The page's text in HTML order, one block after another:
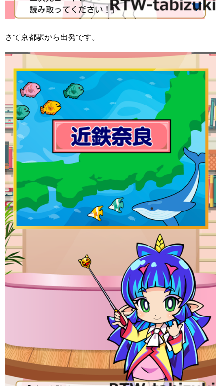
さて京都駅から出発です。